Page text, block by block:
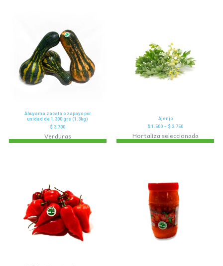
Ahuyama zacata o zapayo por
unidad de 1.300 grs (1.3kg)
$ 3.700
Verduras
Ajenjo
$ 1.500 – $ 3.750
Hortaliza seleccionada